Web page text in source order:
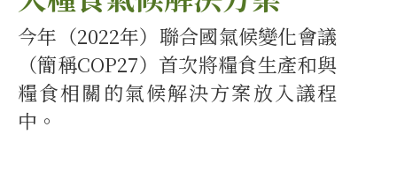
今年（2022年）聯合國氣候變化會議
（簡稱COP27）首次將糧食生產和與
糧食相關的氣候解決方案放入議程
中。